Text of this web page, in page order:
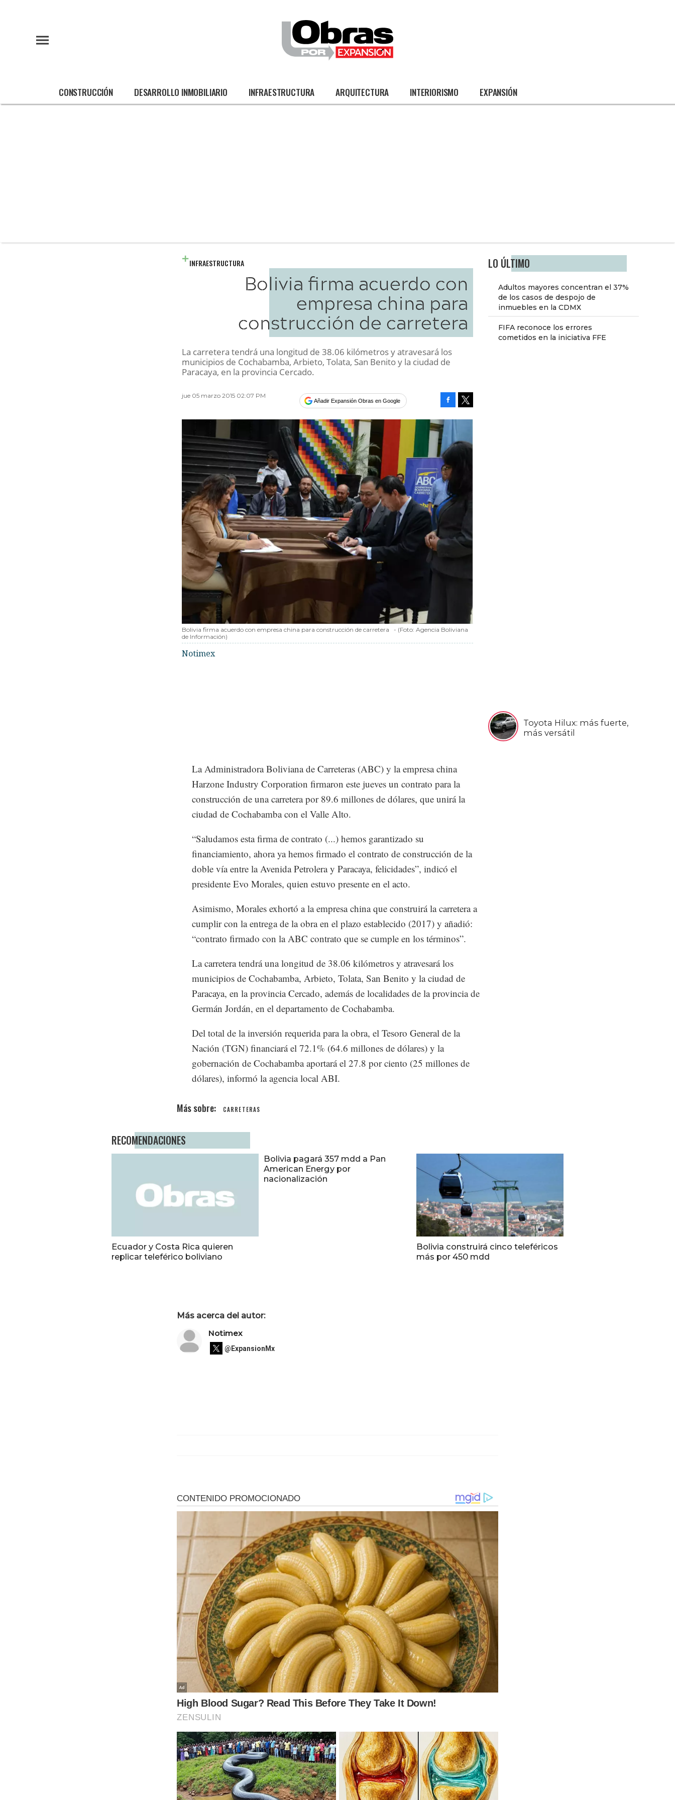
CONSTRUCCIÓN DESARROLLO INMOBILIARIO INFRAESTRUCTURA ARQUITECTURA INTERIORISMO EXPANSIÓN
LO ÚLTIMO
Adultos mayores concentran el 37%
de los casos de despojo de
inmuebles en la CDMX
FIFA reconoce los errores
cometidos en la iniciativa FFE
Toyota Hilux: más fuerte,
más versátil
INFRAESTRUCTURA
Bolivia firma acuerdo con
empresa china para
construcción de carretera
La carretera tendrá una longitud de 38.06 kilómetros y atravesará los
municipios de Cochabamba, Arbieto, Tolata, San Benito y la ciudad de
Paracaya, en la provincia Cercado.
jue 05 marzo 2015 02:07 PM
Añadir Expansión Obras en Google
Bolivia firma acuerdo con empresa china para construcción de carretera - (Foto: Agencia Boliviana
de Información)
Notimex
La Administradora Boliviana de Carreteras (ABC) y la empresa china
Harzone Industry Corporation firmaron este jueves un contrato para la
construcción de una carretera por 89.6 millones de dólares, que unirá la
ciudad de Cochabamba con el Valle Alto.
“Saludamos esta firma de contrato (...) hemos garantizado su
financiamiento, ahora ya hemos firmado el contrato de construcción de la
doble vía entre la Avenida Petrolera y Paracaya, felicidades”, indicó el
presidente Evo Morales, quien estuvo presente en el acto.
Asimismo, Morales exhortó a la empresa china que construirá la carretera a
cumplir con la entrega de la obra en el plazo establecido (2017) y añadió:
“contrato firmado con la ABC contrato que se cumple en los términos”.
La carretera tendrá una longitud de 38.06 kilómetros y atravesará los
municipios de Cochabamba, Arbieto, Tolata, San Benito y la ciudad de
Paracaya, en la provincia Cercado, además de localidades de la provincia de
Germán Jordán, en el departamento de Cochabamba.
Del total de la inversión requerida para la obra, el Tesoro General de la
Nación (TGN) financiará el 72.1% (64.6 millones de dólares) y la
gobernación de Cochabamba aportará el 27.8 por ciento (25 millones de
dólares), informó la agencia local ABI.
CARRETERAS
RECOMENDACIONES
Ecuador y Costa Rica quieren
replicar teleférico boliviano
Bolivia pagará 357 mdd a Pan
American Energy por
nacionalización
Bolivia construirá cinco teleféricos
más por 450 mdd
Más acerca del autor:
Notimex
@ExpansionMx